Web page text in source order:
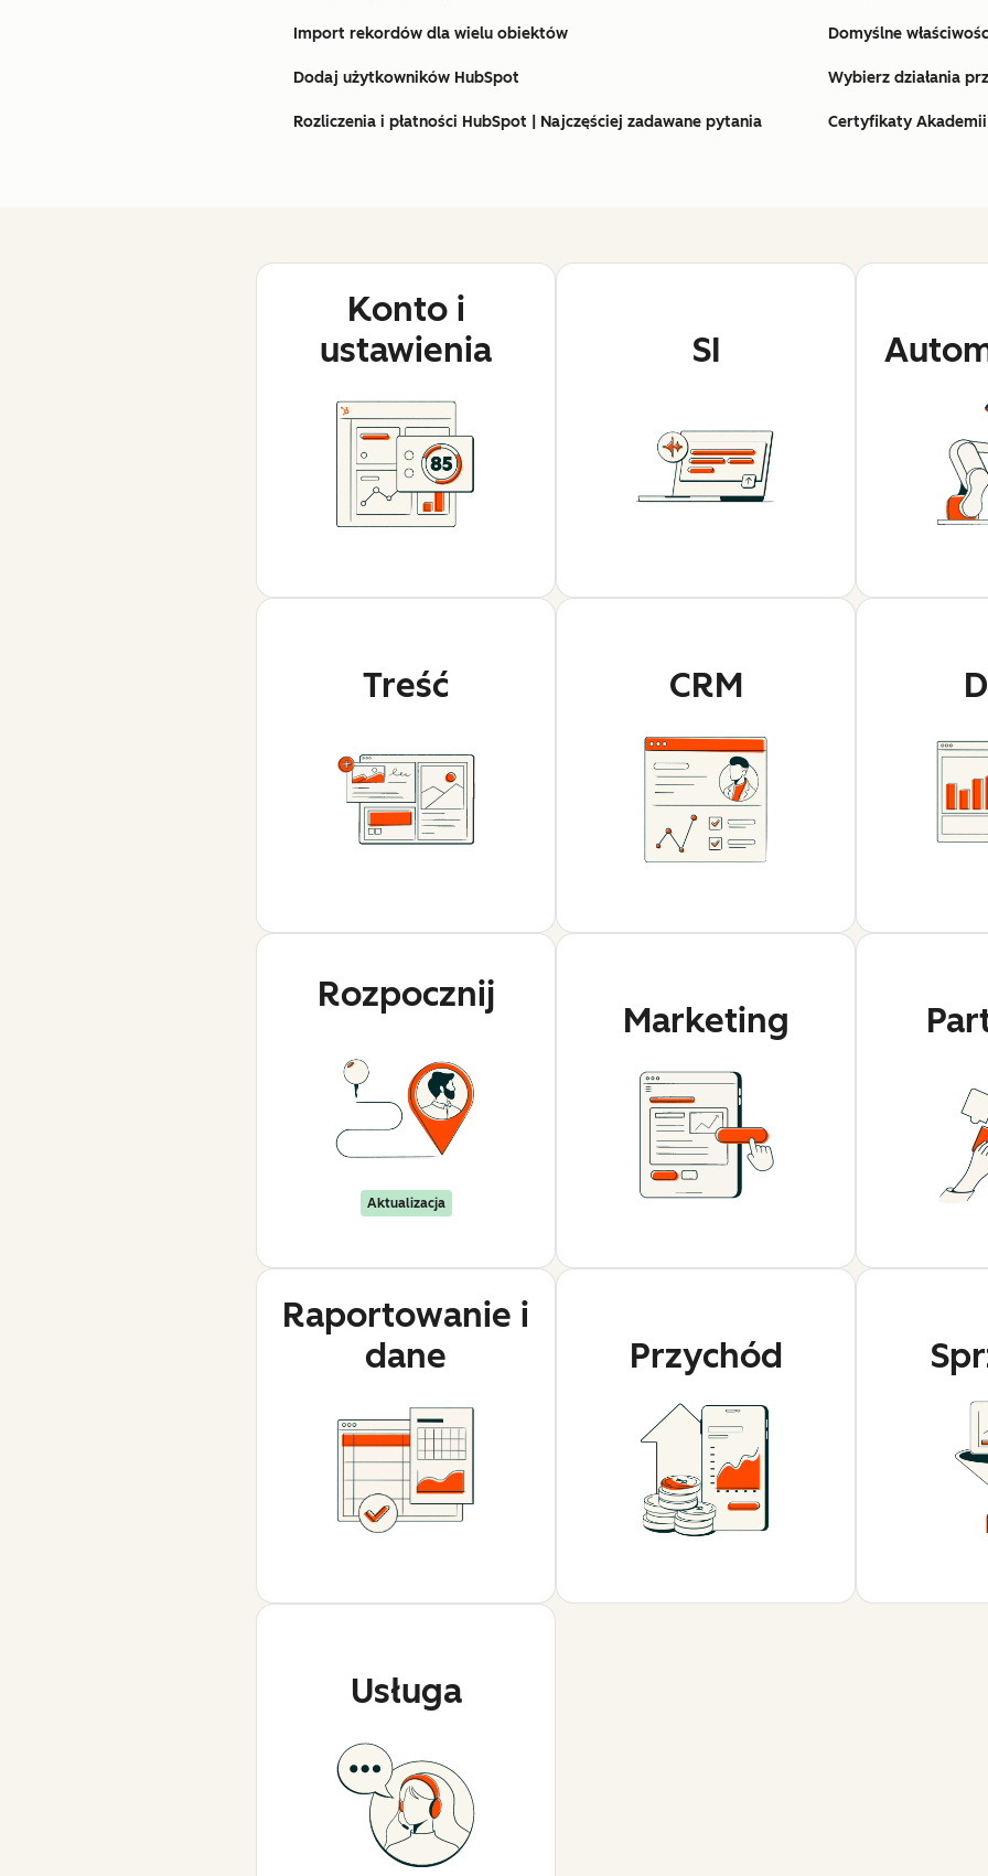
Import rekordów dla wielu obiektów
Dodaj użytkowników HubSpot
Rozliczenia i płatności HubSpot | Najczęściej zadawane pytania
Domyślne
Wybierz działania
Certyfikaty
Konto i
ustawienia
SI
Treść CRM
Aktualizacja
Rozpocznij
Marketing
Raportowanie i
dane
Przychód
Usługa